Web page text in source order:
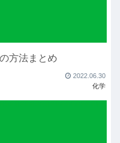
方法まとめ
2022.06.30
化学